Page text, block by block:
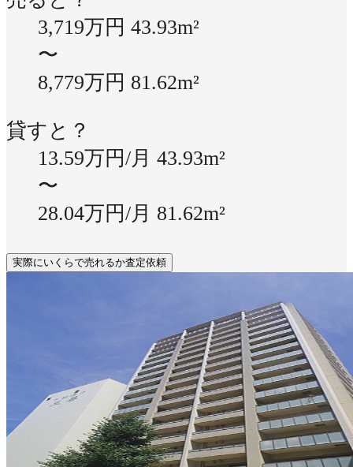
3,719万円 43.93m²
〜
8,779万円 81.62m²
貸すと？
13.59万円/月 43.93m²
〜
28.04万円/月 81.62m²
実際にいくらで売れるか査定依頼